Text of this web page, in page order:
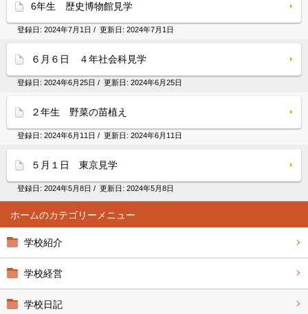
ホーム
学校紹介
学校経営
学校日記
6年生 歴史博物館見学
登録日: 2024年7月1日 / 更新日: 2024年7月1日
６月６日 ４年社会科見学
登録日: 2024年6月25日 / 更新日: 2024年6月25日
２年生 野菜の苗植え
登録日: 2024年6月11日 / 更新日: 2024年6月11日
５月１日 東京見学
登録日: 2024年5月8日 / 更新日: 2024年5月8日